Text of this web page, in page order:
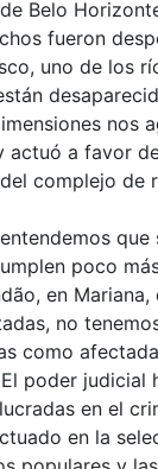
Belo
fueron
uno de los
nos
actuó a favor
complejo de
poco
en
no
como
poder judicial
en el
en la